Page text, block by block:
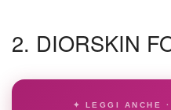
2. DIORSKIN
✦ LEGGI ANCHE